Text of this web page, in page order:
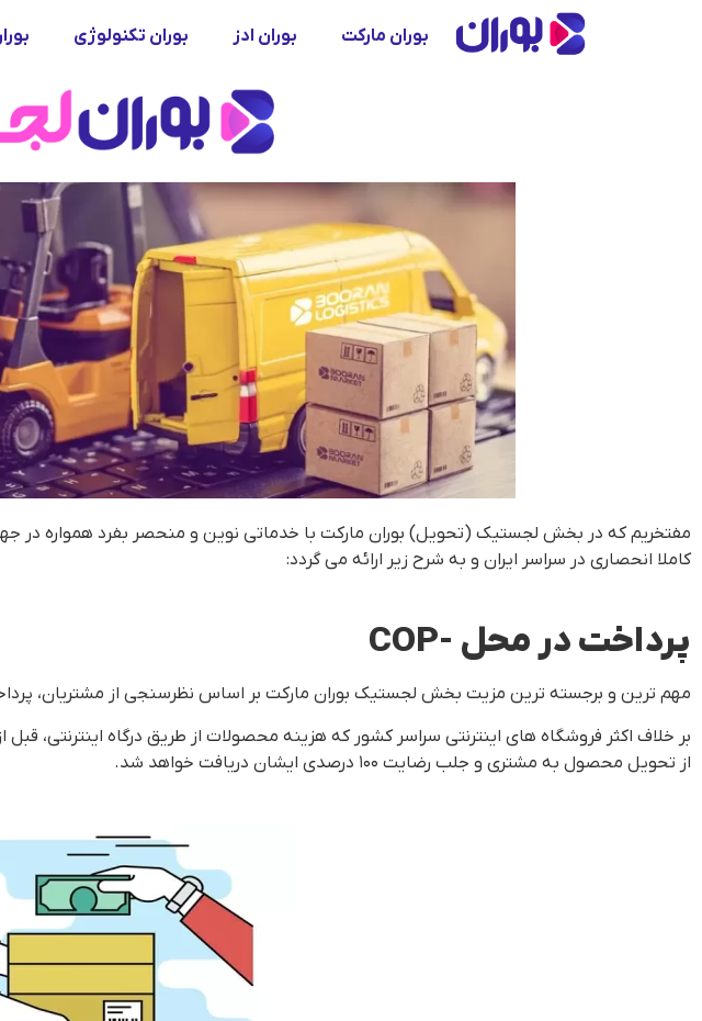
بوران مارکت بوران ادز بوران تکنولوژی
مفتخریم که در بخش لجستیک (تحویل) بوران مارکت با خدماتی نوین و منحصر بفرد همواره
کاملا انحصاری در سراسر ایران و به شرح زیر ارائه می گردد:
پرداخت در محل -COP
مهم ترین و برجسته ترین مزیت بخش لجستیک بوران مارکت بر اساس نظرسنجی از مشتریان،
بر خلاف اکثر فروشگاه های اینترنتی سراسر کشور که هزینه محصولات از طریق درگاه اینترنتی،
از تحویل محصول به مشتری و جلب رضایت ۱۰۰ درصدی ایشان دریافت خواهد شد.